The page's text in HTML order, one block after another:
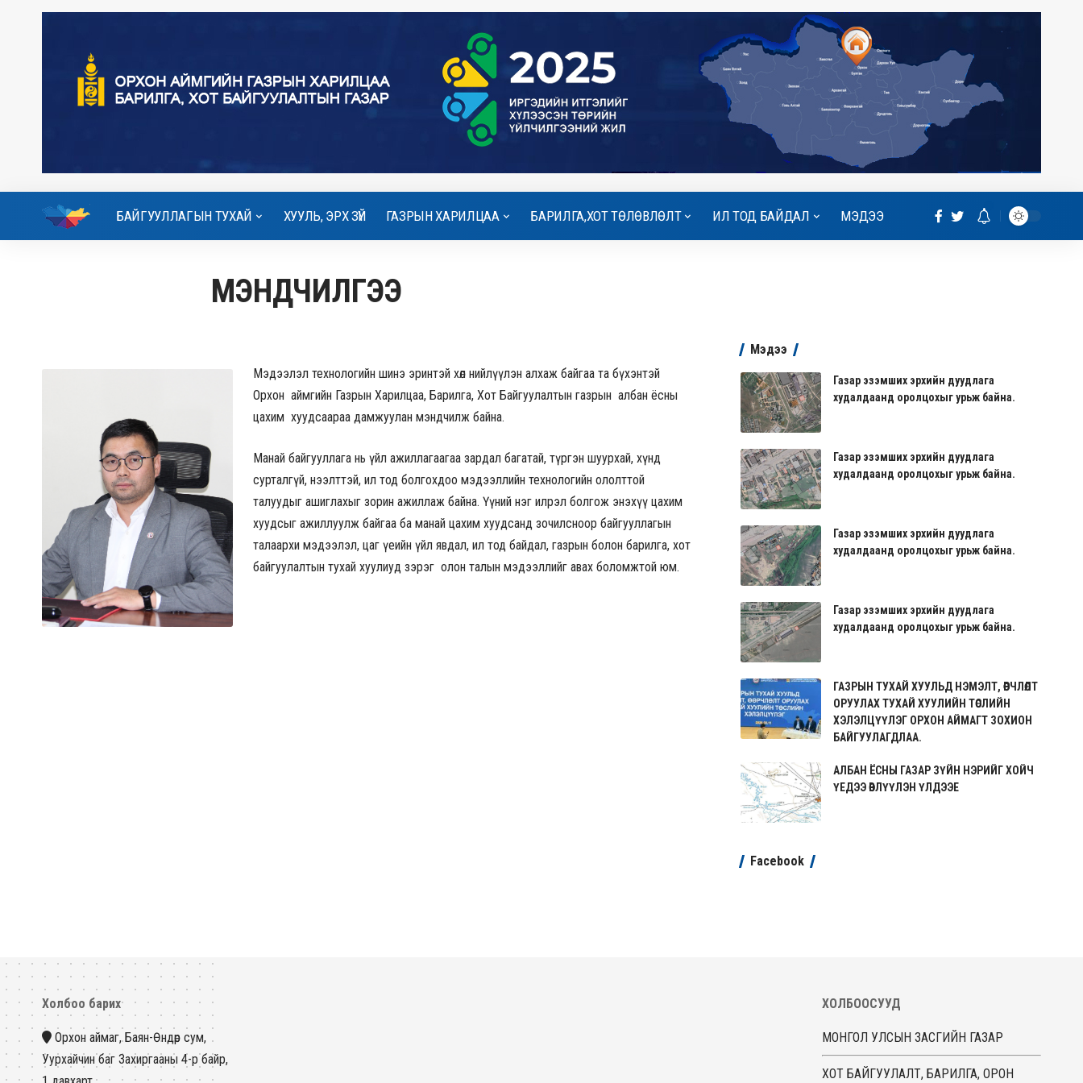
БАЙГУУЛЛАГЫН ТУХАЙ ХУУЛЬ, ЭРХ ЗҮЙ ГАЗРЫН ХАРИЛЦАА БАРИЛГА,ХОТ ТӨЛӨВЛӨЛТ ИЛ ТОД БАЙДАЛ МЭДЭЭ
МЭНДЧИЛГЭЭ
Мэдээлэл технологийн шинэ эринтэй хөл нийлүүлэн алхаж байгаа та бүхэнтэй
Орхон аймгийн Газрын Харилцаа, Барилга, Хот Байгуулалтын газрын албан ёсны
цахим хуудсаараа дамжуулан мэндчилж байна.
Манай байгууллага нь үйл ажиллагаагаа зардал багатай, түргэн шуурхай, хүнд
сурталгүй, нээлттэй, ил тод болгохдоо мэдээллийн технологийн ололттой
талуудыг ашиглахыг зорин ажиллаж байна. Үүний нэг илрэл болгож энэхүү цахим
хуудсыг ажиллуулж байгаа ба манай цахим хуудсанд зочилсноор байгууллагын
талаархи мэдээлэл, цаг үеийн үйл явдал, ил тод байдал, газрын болон барилга, хот
байгуулалтын тухай хуулиуд зэрэг олон талын мэдээллийг авах боломжтой юм.
Мэдээ
Газар эзэмших эрхийн дуудлага
худалдаанд оролцохыг урьж байна.
Газар эзэмших эрхийн дуудлага
худалдаанд оролцохыг урьж байна.
Газар эзэмших эрхийн дуудлага
худалдаанд оролцохыг урьж байна.
Газар эзэмших эрхийн дуудлага
худалдаанд оролцохыг урьж байна.
ГАЗРЫН ТУХАЙ ХУУЛЬД НЭМЭЛТ, ӨӨРЧЛӨЛТ
ОРУУЛАХ ТУХАЙ ХУУЛИЙН ТӨСЛИЙН
ХЭЛЭЛЦҮҮЛЭГ ОРХОН АЙМАГТ ЗОХИОН
БАЙГУУЛАГДЛАА.
АЛБАН ЁСНЫ ГАЗАР ЗҮЙН НЭРИЙГ ХОЙЧ
ҮЕДЭЭ ӨВЛҮҮЛЭН ҮЛДЭЭЕ
Facebook
Холбоо барих
Орхон аймаг, Баян-Өндөр сум,
Уурхайчин баг Захиргааны 4-р байр,
ХОЛБООСУУД
МОНГОЛ УЛСЫН ЗАСГИЙН ГАЗАР
ХОТ БАЙГУУЛАЛТ, БАРИЛГА, ОРОН